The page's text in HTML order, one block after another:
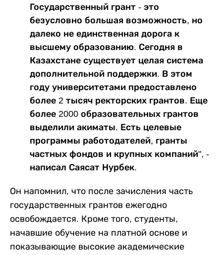
Государственный грант - это
безусловно большая возможность, но
далеко не единственная дорога к
высшему образованию. Сегодня в
Казахстане существует целая система
дополнительной поддержки. В этом
году университетами предоставлено
более 2 тысяч ректорских грантов. Еще
более 2000 образовательных грантов
выделили акиматы. Есть целевые
программы работодателей, гранты
частных фондов и крупных компаний", -
написал Саясат Нурбек.
Он напомнил, что после зачисления часть
государственных грантов ежегодно
освобождается. Кроме того, студенты,
начавшие обучение на платной основе и
показывающие высокие академические